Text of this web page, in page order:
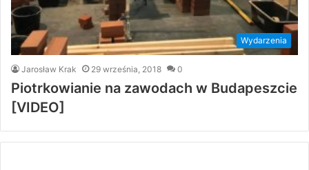
Wydarzenia
Jarosław Krak 29 września, 2018 0
Piotrkowianie na zawodach w Budapeszcie
[VIDEO]